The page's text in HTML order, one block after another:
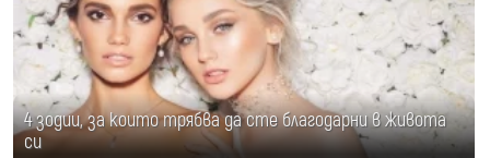
4 зодии, за които трябва да сте благодарни в живота
си